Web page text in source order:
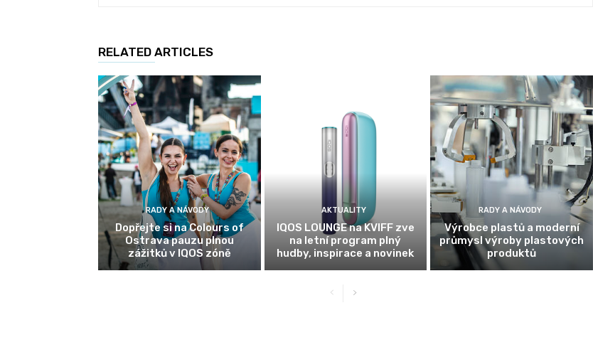
RELATED ARTICLES
RADY A NÁVODY
Dopřejte si na Colours of
Ostrava pauzu plnou
zážitků v IQOS zóně
AKTUALITY
IQOS LOUNGE na KVIFF zve
na letní program plný
hudby, inspirace a novinek
RADY A NÁVODY
Výrobce plastů a moderní
průmysl výroby plastových
produktů